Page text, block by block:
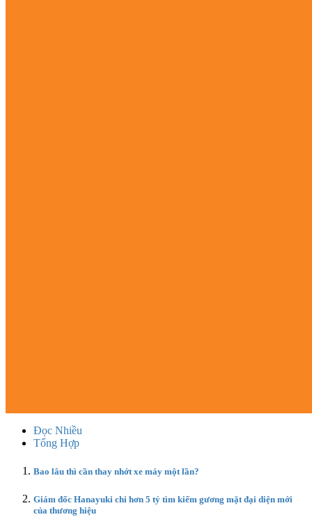
Đọc Nhiều
Tổng Hợp
Bao lâu thì cần thay nhớt xe máy một lần?
Giám đốc Hanayuki chi hơn 5 tỷ tìm kiếm gương mặt đại diện mới
của thương hiệu